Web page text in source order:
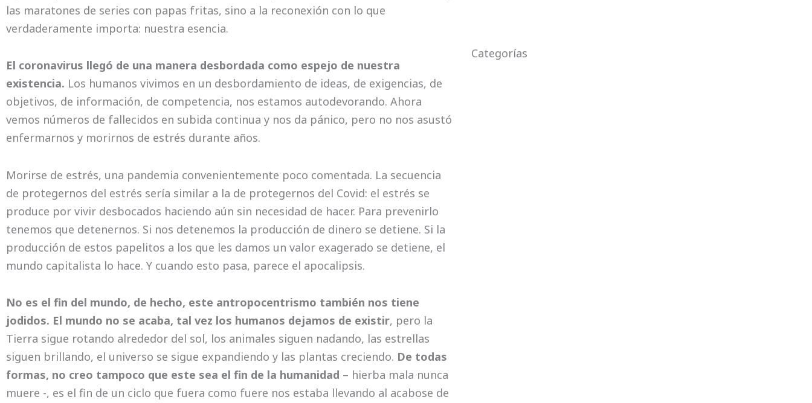
las maratones de series con papas fritas, sino a la reconexión con lo que
verdaderamente importa: nuestra esencia.
El coronavirus llegó de una manera desbordada como espejo de nuestra
existencia. Los humanos vivimos en un desbordamiento de ideas, de exigencias, de
objetivos, de información, de competencia, nos estamos autodevorando. Ahora
vemos números de fallecidos en subida continua y nos da pánico, pero no nos asustó
enfermarnos y morirnos de estrés durante años.
Morirse de estrés, una pandemia convenientemente poco comentada. La secuencia
de protegernos del estrés sería similar a la de protegernos del Covid: el estrés se
produce por vivir desbocados haciendo aún sin necesidad de hacer. Para prevenirlo
tenemos que detenernos. Si nos detenemos la producción de dinero se detiene. Si la
producción de estos papelitos a los que les damos un valor exagerado se detiene, el
mundo capitalista lo hace. Y cuando esto pasa, parece el apocalipsis.
No es el fin del mundo, de hecho, este antropocentrismo también nos tiene
jodidos. El mundo no se acaba, tal vez los humanos dejamos de existir, pero la
Tierra sigue rotando alrededor del sol, los animales siguen nadando, las estrellas
siguen brillando, el universo se sigue expandiendo y las plantas creciendo. De todas
formas, no creo tampoco que este sea el fin de la humanidad – hierba mala nunca
muere -, es el fin de un ciclo que fuera como fuere nos estaba llevando al acabose de
Categorías